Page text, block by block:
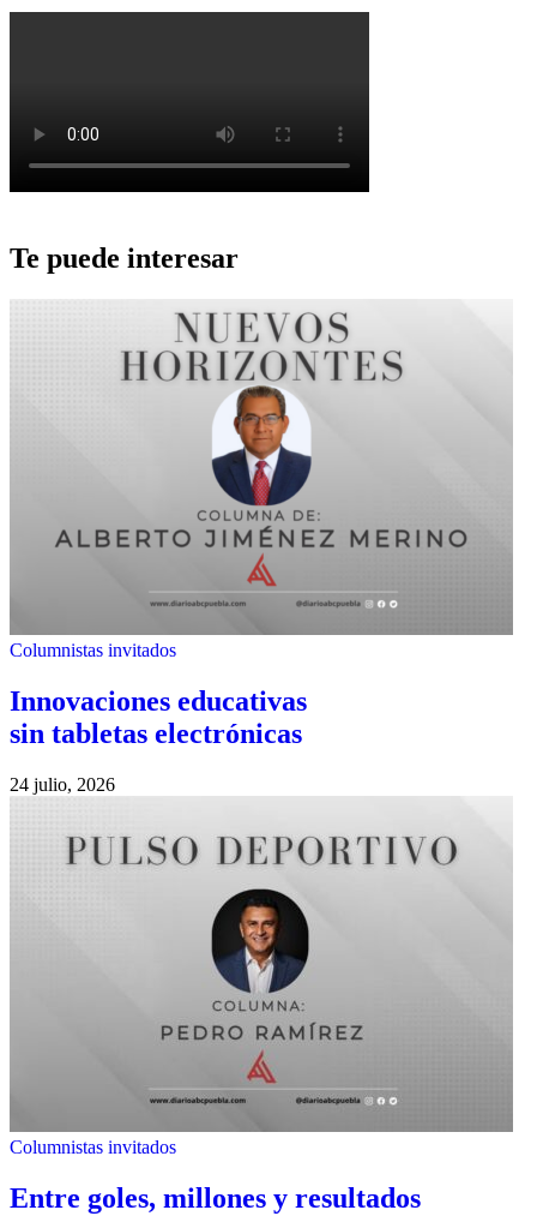
Te puede interesar
Columnistas invitados
Innovaciones educativas
sin tabletas electrónicas
24 julio, 2026
Columnistas invitados
Entre goles, millones y resultados